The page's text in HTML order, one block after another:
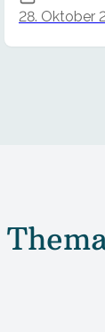
28. Oktober